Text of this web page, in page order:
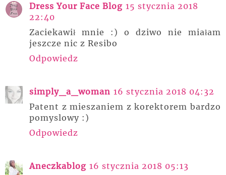
Dress Your Face Blog 15 stycznia 2018
22:40
Zaciekawił mnie :) o dziwo nie miałam
jeszcze nic z Resibo
Odpowiedz
simply_a_woman 16 stycznia 2018 04:32
Patent z mieszaniem z korektorem bardzo
pomyslowy :)
Odpowiedz
Aneczkablog 16 stycznia 2018 05:13